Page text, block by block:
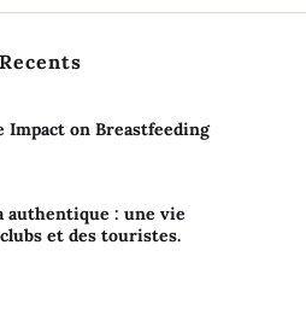
Impact on Breastfeeding
authentique : une vie
et des touristes.